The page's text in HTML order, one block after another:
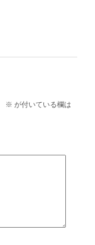
※ が付いている欄は